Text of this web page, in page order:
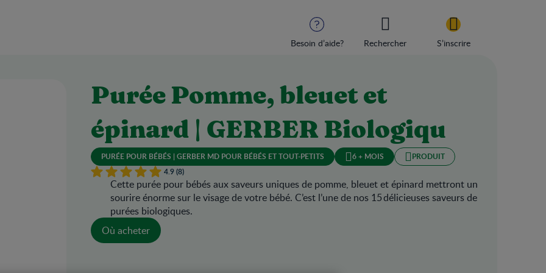
Besoin d’aide? Rechercher S’inscrire
Purée Pomme, bleuet et
épinard | GERBER Biologiqu
PURÉE POUR BÉBÉS | GERBER MD POUR BÉBÉS ET TOUT-PETITS 6 + MOIS
PRODUIT
4.9 (8)
Cette purée pour bébés aux saveurs uniques de pomme, bleuet et épinard mettront un
sourire énorme sur le visage de votre bébé. C’est l’une de nos 15 délicieuses saveurs de
purées biologiques.
Où acheter